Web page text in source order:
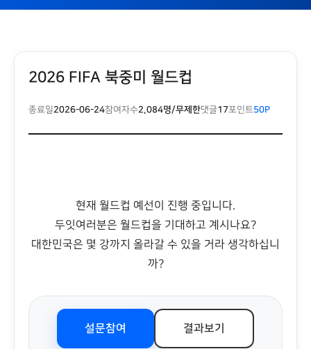
2026 FIFA 북중미 월드컵
종료일2026-06-24참여자수2,084명/무제한댓글17포인트50P
현재 월드컵 예선이 진행 중입니다.
두잇여러분은 월드컵을 기대하고 계시나요?
대한민국은 몇 강까지 올라갈 수 있을 거라 생각하십니
까?
설문참여 결과보기